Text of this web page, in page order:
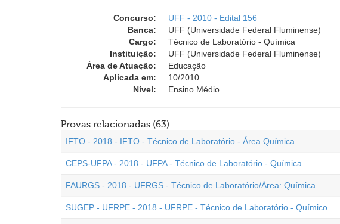
Concurso:
UFF - 2010 - Edital 156
Banca:
UFF (Universidade Federal Fluminense)
Cargo:
Técnico de Laboratório - Química
Instituição:
UFF (Universidade Federal Fluminense)
Área de Atuação:
Educação
Aplicada em:
10/2010
Nível:
Ensino Médio
Provas relacionadas (63)
IFTO - 2018 - IFTO - Técnico de Laboratório - Área Química
CEPS-UFPA - 2018 - UFPA - Técnico de Laboratório - Química
FAURGS - 2018 - UFRGS - Técnico de Laboratório/Área: Química
SUGEP - UFRPE - 2018 - UFRPE - Técnico de Laboratório - Químico